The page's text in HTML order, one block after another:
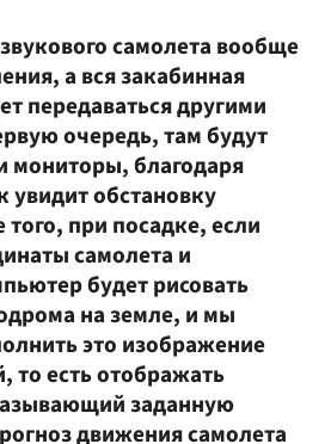
самолета вообще
а вся закабинная
передаваться другими
очередь, там будут
мониторы, благодаря
увидит обстановку
при посадке, если
самолета и
будет рисовать
на земле, и мы
это изображение
то есть отображать
заданную
движения самолета